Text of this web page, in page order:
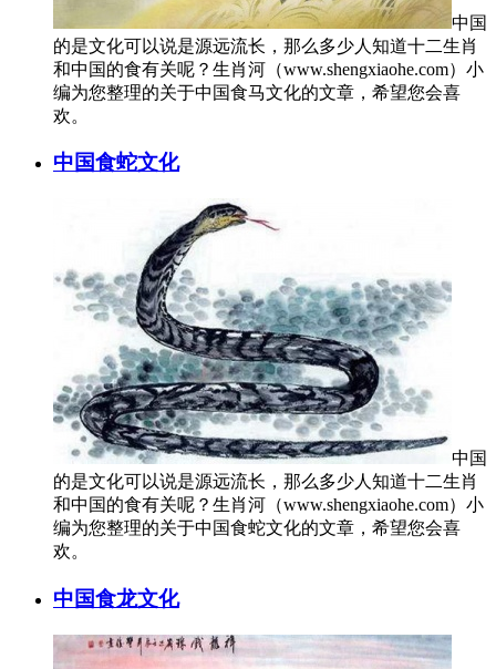
中国
的是文化可以说是源远流长，那么多少人知道十二生肖
和中国的食有关呢？生肖河（www.shengxiaohe.com）小
编为您整理的关于中国食马文化的文章，希望您会喜
欢。
中国食蛇文化
中国
的是文化可以说是源远流长，那么多少人知道十二生肖
和中国的食有关呢？生肖河（www.shengxiaohe.com）小
编为您整理的关于中国食蛇文化的文章，希望您会喜
欢。
中国食龙文化